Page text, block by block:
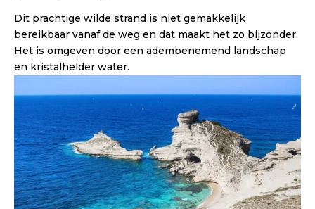
Dit prachtige wilde strand is niet gemakkelijk
bereikbaar vanaf de weg en dat maakt het zo bijzonder.
Het is omgeven door een adembenemend landschap
en kristalhelder water.